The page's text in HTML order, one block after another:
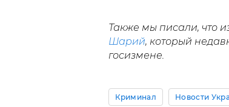
Также мы писали, что
Шарий, который
госизмене.
Криминал Новости